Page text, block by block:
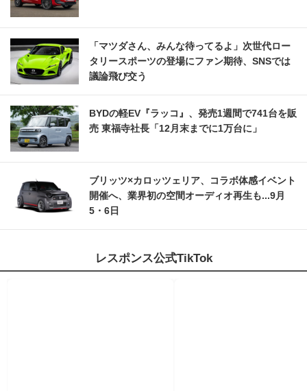
「マツダさん、みんな待ってるよ」次世代ロー
タリースポーツの登場にファン期待、SNSでは
議論飛び交う
BYDの軽EV『ラッコ』、発売1週間で741台を販
売 東福寺社長「12月末までに1万台に」
ブリッツ×カロッツェリア、コラボ体感イベント
開催へ、業界初の空間オーディオ再生も...9月
5・6日
レスポンス公式TikTok